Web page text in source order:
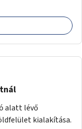
alatt lévő
kialakítása.